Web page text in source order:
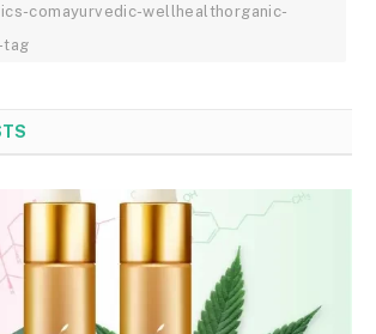
comayurvedic-wellhealthorganic-
tag